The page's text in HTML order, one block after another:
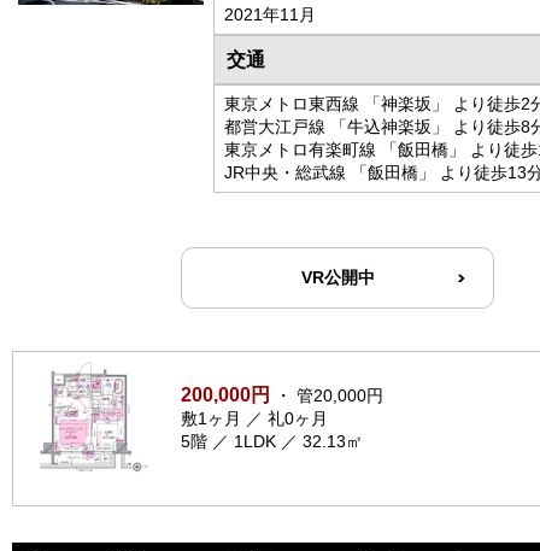
2021年11月
交通
東京メトロ東西線 「神楽坂」 より徒歩2
都営大江戸線 「牛込神楽坂」 より徒歩8
東京メトロ有楽町線 「飯田橋」 より徒
JR中央・総武線 「飯田橋」 より徒歩13
VR公開中
200,000円
・ 管20,000円
敷1ヶ月 ／ 礼0ヶ月
5階 ／ 1LDK ／ 32.13㎡